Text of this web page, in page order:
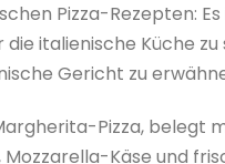
Pizza-Rezepten: Es
die italienische Küche
Gericht zu
Pizza, belegt
Käse und